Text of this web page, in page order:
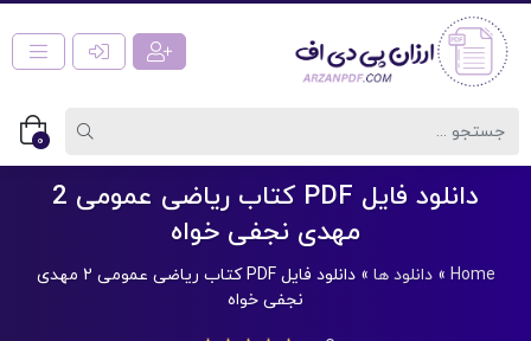
0
دانلود فایل PDF کتاب ریاضی عمومی 2
مهدی نجفی خواه
Home
»دانلود ها »
دانلود فایل PDF کتاب ریاضی عمومی 2 مهدی
نجفی خواه